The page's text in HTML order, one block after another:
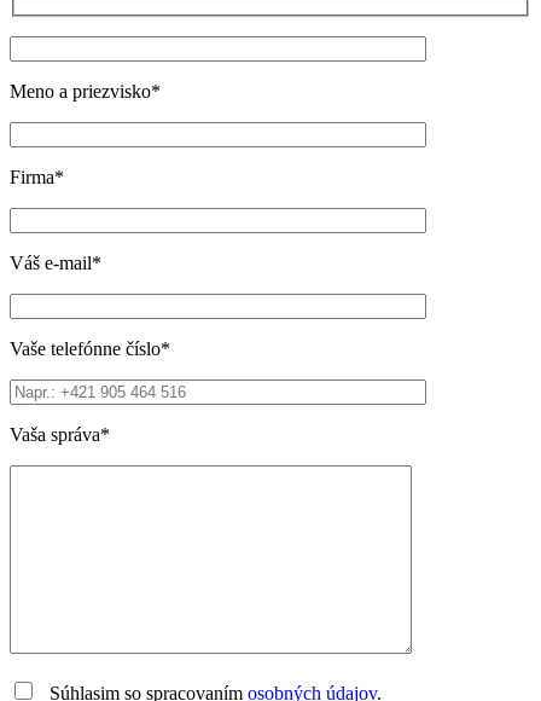
Meno a priezvisko*
Firma*
Váš e-mail*
Vaše telefónne číslo*
Vaša správa*
Súhlasim so spracovaním osobných údajov.